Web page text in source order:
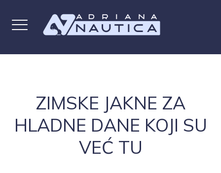
ZIMSKE JAKNE ZA
HLADNE DANE KOJI SU
VEĆ TU